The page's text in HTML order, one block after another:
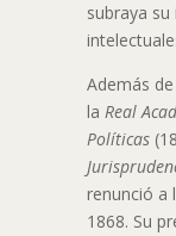
subraya
Además
la Real
Políticas
renunció a
1868. Su